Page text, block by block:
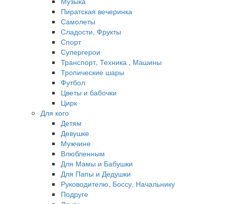
Пиратская вечеринка
Самолеты
Сладости, Фрукты
Спорт
Супергерои
Транспорт, Техника , Машины
Тропические шары
Футбол
Цветы и бабочки
Цирк
Для кого
Детям
Девушке
Мужчине
Влюбленным
Для Мамы и Бабушки
Для Папы и Дедушки
Руководителю, Боссу, Начальнику
Подруге